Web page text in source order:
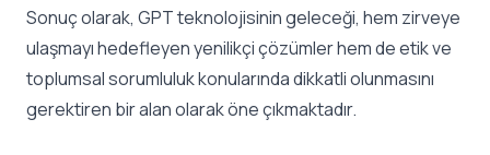
Sonuç olarak, GPT teknolojisinin geleceği, hem zirveye
ulaşmayı hedefleyen yenilikçi çözümler hem de etik ve
toplumsal sorumluluk konularında dikkatli olunmasını
gerektiren bir alan olarak öne çıkmaktadır.